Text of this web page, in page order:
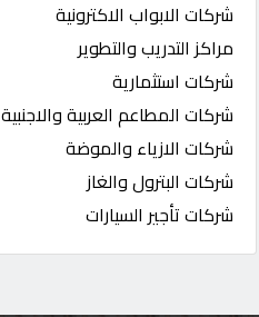
شركات الابواب الاكترونية
مراكز التدريب والتطوير
شركات استثمارية
شركات المطاعم العربية والاجنبية
شركات الازياء والموضة
شركات البترول والغاز
شركات تأجير السيارات